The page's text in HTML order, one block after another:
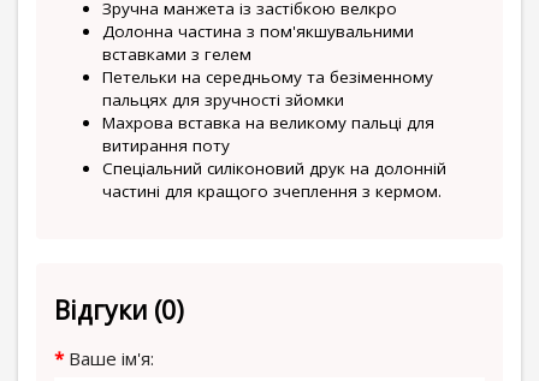
Зручна манжета із застібкою велкро
Долонна частина з пом'якшувальними
вставками з гелем
Петельки на середньому та безіменному
пальцях для зручності зйомки
Махрова вставка на великому пальці для
витирання поту
Спеціальний силіконовий друк на долонній
частині для кращого зчеплення з кермом.
Відгуки (0)
Ваше ім'я: